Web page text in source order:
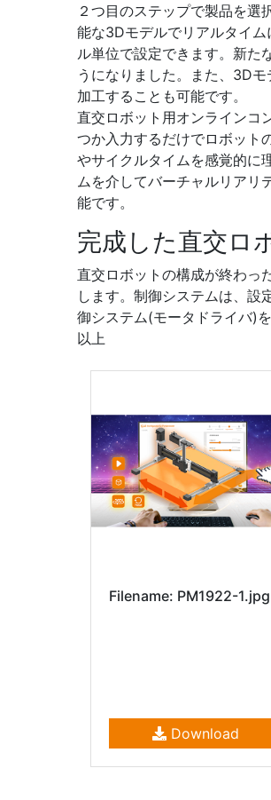
２つ目のステップで製品を
能な3Dモデルでリアルタイ
ル単位で設定できます。新た
うになりました。また、3D
加工することも可能です。
直交ロボット用オンラインコ
つか入力するだけでロボット
やサイクルタイムを感覚的に
ムを介してバーチャルリアリ
能です。
完成した直交ロ
直交ロボットの構成が終わっ
します。制御システムは、設
御システム(モータドライバ)
以上
Filename: PM1922-1.jpg
Download